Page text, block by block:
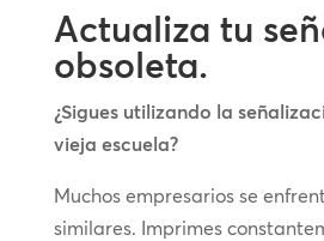
Actualiza tu
obsoleta.
¿Sigues utilizando la
vieja escuela?
Muchos empresarios se
similares. Imprimes